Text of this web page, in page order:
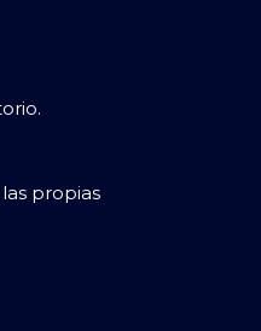
propias